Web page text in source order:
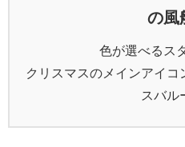
の風
色が選べるス
クリスマスのメインアイ
スバル